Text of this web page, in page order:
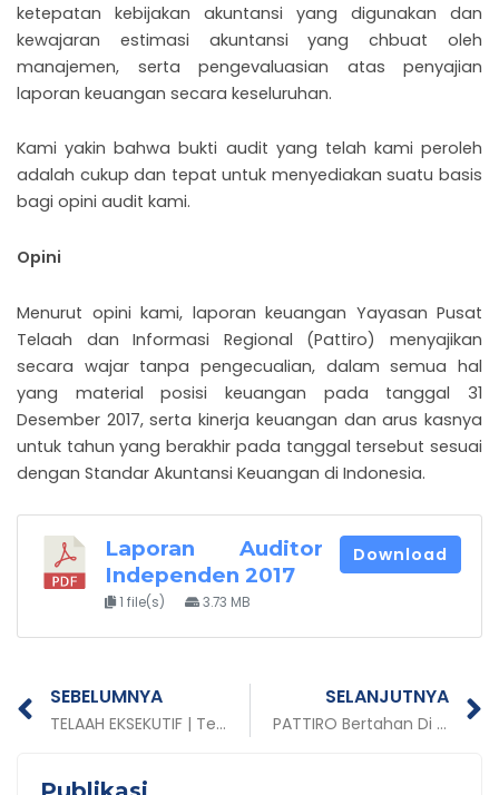
ketepatan kebijakan akuntansi yang digunakan dan
kewajaran estimasi akuntansi yang chbuat oleh
manajemen, serta pengevaluasian atas penyajian
laporan keuangan secara keseluruhan.
Kami yakin bahwa bukti audit yang telah kami peroleh
adalah cukup dan tepat untuk menyediakan suatu basis
bagi opini audit kami.
Opini
Menurut opini kami, laporan keuangan Yayasan Pusat
Telaah dan Informasi Regional (Pattiro) menyajikan
secara wajar tanpa pengecualian, dalam semua hal
yang material posisi keuangan pada tanggal 31
Desember 2017, serta kinerja keuangan dan arus kasnya
untuk tahun yang berakhir pada tanggal tersebut sesuai
dengan Standar Akuntansi Keuangan di Indonesia.
Laporan Auditor
Independen 2017
1 file(s) 3.73 MB
Download
Prev
SEBELUMNYA
TELAAH EKSEKUTIF | Tentang Penanggulangan Tuberkulosis di 4 Kabupaten/Kota
SELANJUTNYA
PATTIRO Bertahan Di Peringkat 34 Dalam Think Tank Dunia